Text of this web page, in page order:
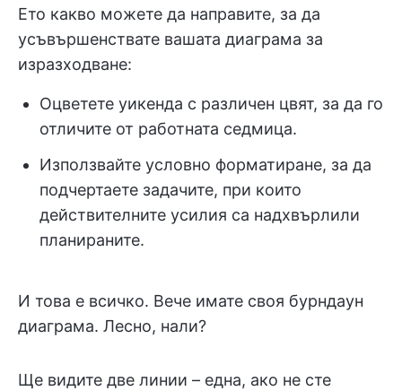
Ето какво можете да направите, за да
усъвършенствате вашата диаграма за
изразходване:
Оцветете уикенда с различен цвят, за да го
отличите от работната седмица.
Използвайте условно форматиране, за да
подчертаете задачите, при които
действителните усилия са надхвърлили
планираните.
И това е всичко. Вече имате своя бурндаун
диаграма. Лесно, нали?
Ще видите две линии – една, ако не сте